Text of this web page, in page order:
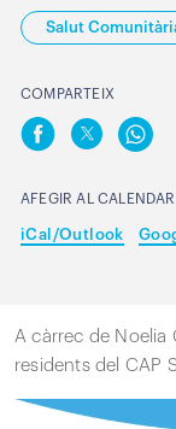
Salut
COMPARTEIX
AFEGIR AL CALENDARI
iCal/Outlook
A càrrec de Noelia
residents del CAP